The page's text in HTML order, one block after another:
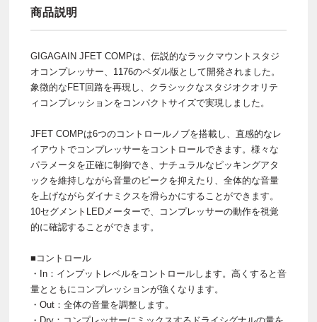
商品説明
GIGAGAIN JFET COMPは、伝説的なラックマウントスタジ
オコンプレッサー、1176のペダル版として開発されました。
象徴的なFET回路を再現し、クラシックなスタジオクオリテ
ィコンプレッションをコンパクトサイズで実現しました。
JFET COMPは6つのコントロールノブを搭載し、直感的なレ
イアウトでコンプレッサーをコントロールできます。様々な
パラメータを正確に制御でき、ナチュラルなピッキングアタ
ックを維持しながら音量のピークを抑えたり、全体的な音量
を上げながらダイナミクスを滑らかにすることができます。
10セグメントLEDメーターで、コンプレッサーの動作を視覚
的に確認することができます。
■コントロール
・In：インプットレベルをコントロールします。高くすると音
量とともにコンプレッションが強くなります。
・Out：全体の音量を調整します。